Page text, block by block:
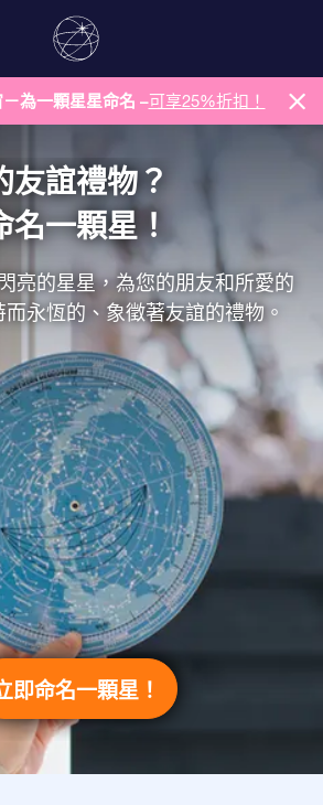
為一顆星星命名 –可享25%折扣！
友誼禮物？
名一顆星！
亮的星星，為您的朋友和所愛的
永恆的、象徵著友誼的禮物。
即命名一顆星！